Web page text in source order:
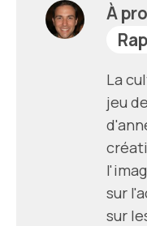
À
La
jeu
sur
sur